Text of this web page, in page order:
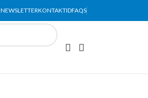
NEWSLETTERKONTAKTIDFAQS